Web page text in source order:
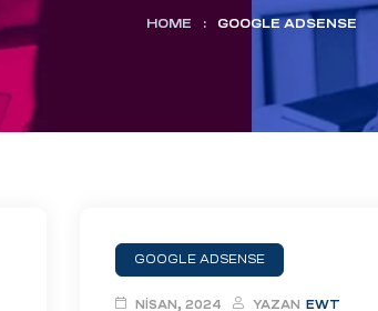
HOME : GOOGLE ADSENSE
GOOGLE ADSENSE
NISAN, 2024 YAZAN EWT